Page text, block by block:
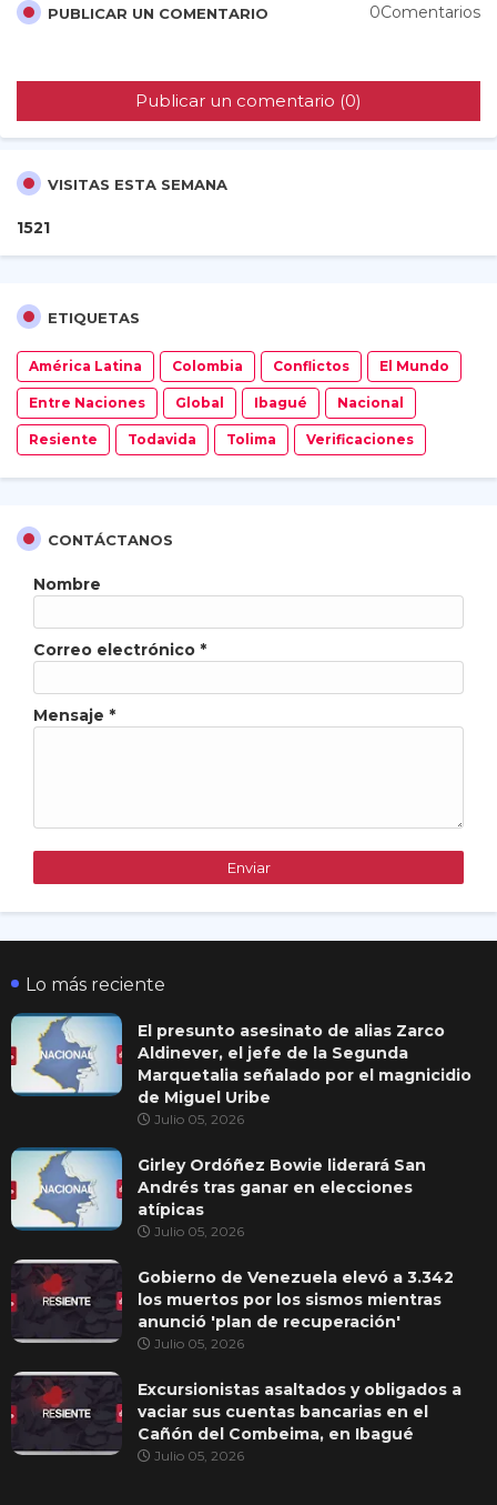
PUBLICAR UN COMENTARIO 0Comentarios
Publicar un comentario (0)
VISITAS ESTA SEMANA
1521
ETIQUETAS
América Latina Colombia Conflictos El Mundo
Entre Naciones Global Ibagué Nacional
Resiente Todavida Tolima Verificaciones
CONTÁCTANOS
Nombre
Correo electrónico *
Mensaje *
Lo más reciente
El presunto asesinato de alias Zarco
Aldinever, el jefe de la Segunda
Marquetalia señalado por el magnicidio
de Miguel Uribe
Julio 05, 2026
Girley Ordóñez Bowie liderará San
Andrés tras ganar en elecciones
atípicas
Julio 05, 2026
Gobierno de Venezuela elevó a 3.342
los muertos por los sismos mientras
anunció 'plan de recuperación'
Julio 05, 2026
Excursionistas asaltados y obligados a
vaciar sus cuentas bancarias en el
Cañón del Combeima, en Ibagué
Julio 05, 2026